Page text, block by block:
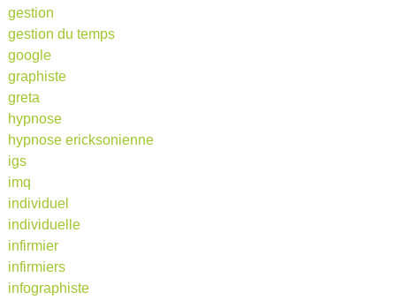
gestion
gestion du temps
google
graphiste
greta
hypnose
hypnose ericksonienne
igs
imq
individuel
individuelle
infirmier
infirmiers
infographiste